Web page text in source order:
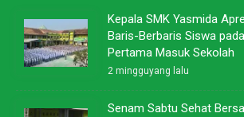
Kepala SMK Yasmida
Baris-Berbaris Siswa
Pertama Masuk Sekolah
2 mingguyang lalu
Senam Sabtu Sehat